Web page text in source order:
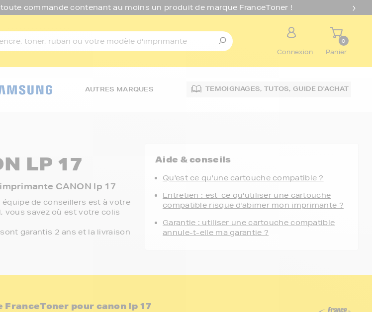
commande contenant au moins un produit de marque FranceToner !
Connexion
0
Panier
AUTRES MARQUES TEMOIGNAGES, TUTOS,GUIDE D'ACHAT
LP 17
CANON lp 17
de conseillers est à votre
vous savez où est votre colis
garantis 2 ans et la livraison
Aide & conseils
Qu'est ce qu'une cartouche compatible ?
Entretien : est-ce qu'utiliser une cartouche
compatible risque d'abimer mon imprimante ?
Garantie : utiliser une cartouche compatible
annule-t-elle ma garantie ?
pour canon lp 17